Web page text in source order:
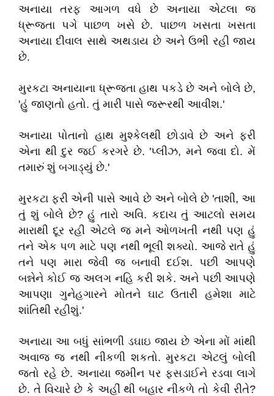
અનાયા તરફ આગળ વધે છે અનાયા એટલા જ
ધ્રૂજતા પગે પાછળ ખસે છે. પાછળ ખસતા ખસતા
અનાયા દીવાલ સાથે અથડાય છે અને ઉભી રહી જાય
છે.
મુરકટા અનાયાના ધ્રૂજતા હાથ પકડે છે અને બોલે છે,
'હું જાણતો હતો. તું મારી પાસે જરૂરથી આવીશ.'
અનાયા પોતાનો હાથ મુશ્કેલથી છોડાવે છે અને ફરી
એના થી દુર જઈ કરગરે છે. 'પ્લીઝ, મને જવા દો. મેં
તમારું શું બગાડ્યું છે.'
મુરકટા ફરી એની પાસે આવે છે અને બોલે છે 'તાશી, આ
તું શું બોલે છે? હું તારો અવિ. કદાચ તું આટલો સમય
મારાથી દૂર રહી એટલે જ મને ઓળખતી નથી પણ હું
તને એક પળ માટે પણ નથી ભૂલી શક્યો. આજે રાતે હું
તને પણ મારા જેવી જ બનાવી દઈશ. પછી આપણે
બન્નેને કોઈ જ અલગ નહિ કરી શકે. અને પછી આપણે
આપણા ગુનેહગારને મોતને ઘાટ ઉતારી હમેશા માટે
શાંતિથી રહીશું.'
અનાયા આ બધું સાંભળી ડઘાઇ જાય છે એના મોં માંથી
અવાજ જ નથી નીકળી શકતો. મુરકટા એટલું બોલી
જતો રહે છે. અનાયા જમીન પર ફસડાઈને રડવા લાગે
છે. તે વિચારે છે કે અહીં થી બહાર નીકળે તો કેવી રીતે?